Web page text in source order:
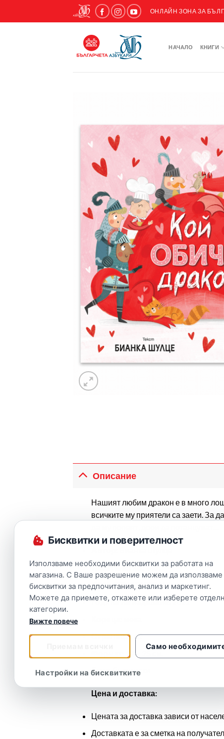
ОНЛАЙН ЗОНА ЗА
НАЧАЛО КНИГИ
Описание
Нашият любим дракон е в много
всичките му приятели са заети. За
Издателство:Фют
ISBN:9786191998418
Година на издаване:2022
Страници: 32
24 x 25 см.
Език:български
Цена и доставка:
Цената за доставка зависи от
Доставката е за сметка на
Бисквитки и поверителност
Използваме необходими бисквитки за работата на
магазина. С Ваше разрешение можем да използваме
бисквитки за предпочитания, анализ и маркетинг.
Можете да приемете, откажете или изберете
категории.
Само
Настройки на бисквитките
Вижте повече